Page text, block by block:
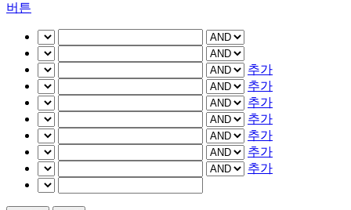
버튼
추가
추가
추가
추가
추가
추가
추가